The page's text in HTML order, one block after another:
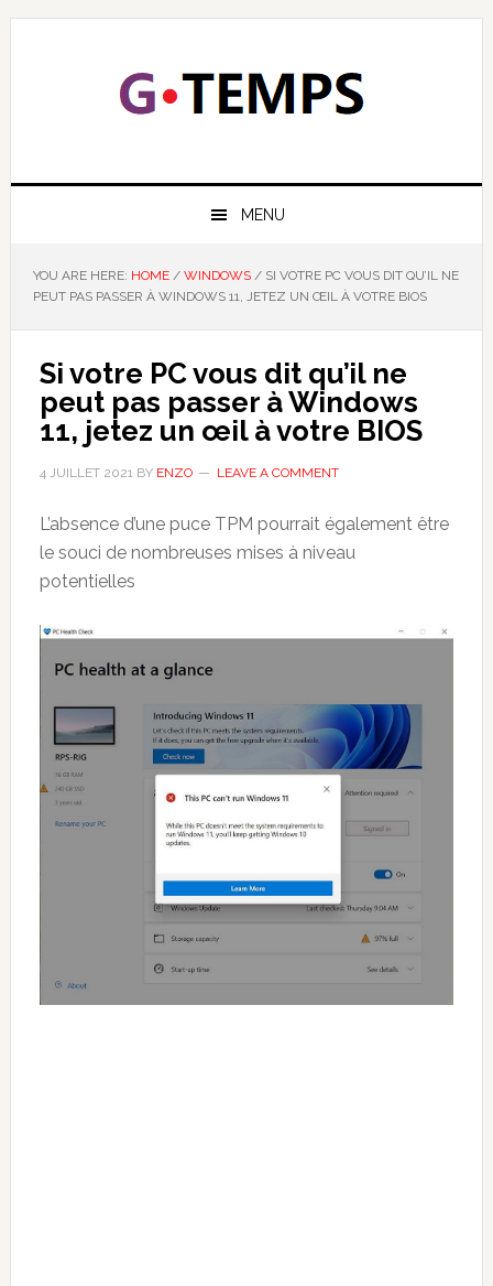
Skip
Skip
Skip
Skip
GTEMPS
MENU
YOU ARE HERE: HOME / WINDOWS /SI VOTRE PC VOUS DIT QU’IL NE
PEUT PAS PASSER À WINDOWS 11, JETEZ UN ŒIL À VOTRE BIOS
Si votre PC vous dit qu’il ne
peut pas passer à Windows
11, jetez un œil à votre BIOS
4 JUILLET 2021BY ENZO LEAVE A COMMENT
L’absence d’une puce TPM pourrait également être
le souci de nombreuses mises à niveau
potentielles